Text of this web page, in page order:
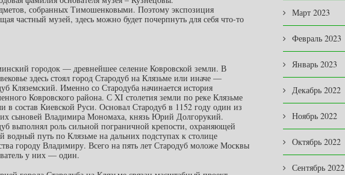
собранных Тимошенковыми. Поэтому экспозиция
частный музей, здесь можно будет почерпнуть для себя что-то
городок — древнейшее селение Ковровской земли. В
здесь стоял город Стародуб на Клязьме или иначе —
Кляземский. Именно со Стародуба начинается история
Ковровского района. С XI столетия земли по реке Клязьме
в состав Киевской Руси. Основал Стародуб в 1152 году один из
сыновей Владимира Мономаха, князь Юрий Долгорукий.
выполнял роль сильной пограничной крепости, охраняющей
водный путь по Клязьме на дальних подступах к столице
городу Владимиру. Всего на пять лет Стародуб моложе Москвы
у них — один.
Март 2023
Февраль 2023
Январь 2023
Декабрь 2022
Ноябрь 2022
Октябрь 2022
Сентябрь 2022